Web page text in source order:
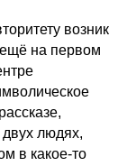
возник
на первом
людях,
в какое-то